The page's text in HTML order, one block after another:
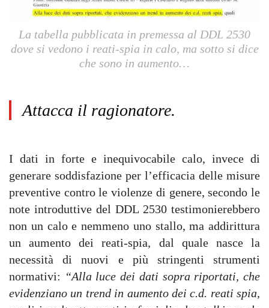
La tabella pubblicata in premessa al DDL 2530
dove si vedono i reati-spia in calo, ma sotto si dice
che sono in aumento…
Attacca il ragionatore.
I dati in forte e inequivocabile calo, invece di
generare soddisfazione per l’efficacia delle misure
preventive contro le violenze di genere, secondo le
note introduttive del DDL 2530 testimonierebbero
non un calo e nemmeno uno stallo, ma addirittura
un aumento dei reati-spia, dal quale nasce la
necessità di nuovi e più stringenti strumenti
normativi: “Alla luce dei dati sopra riportati, che
evidenziano un trend in aumento dei c.d. reati spia,